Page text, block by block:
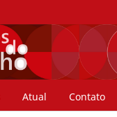
Atual Contato